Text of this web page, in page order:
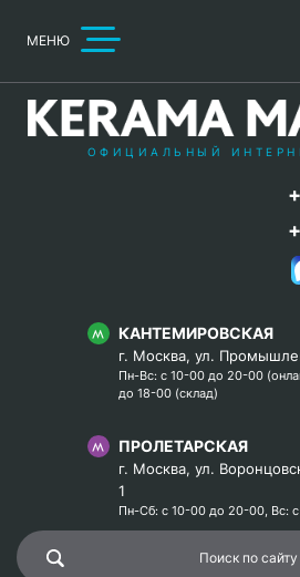
МЕНЮ
ОФИЦИАЛЬНЫЙ
КАНТЕМИРОВСКАЯ
г. Москва, ул.
Пн-Вс: с 10-00 до 20-00
до 18-00 (склад)
ПРОЛЕТАРСКАЯ
г. Москва, ул.
1
Пн-Сб: с 10-00 до 20-00, Вс: